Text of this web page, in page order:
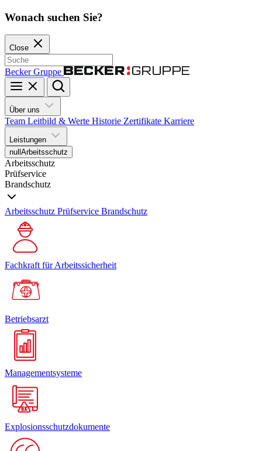
Wonach suchen Sie?
Close
Becker Gruppe
Über uns
Team Leitbild & Werte Historie Zertifikate Karriere
Leistungen
null Arbeitsschutz
Arbeitsschutz
Prüfservice
Brandschutz
Arbeitsschutz Prüfservice Brandschutz
Fachkraft für Arbeitssicherheit
Betriebsarzt
Managementsysteme
Explosionsschutzdokumente